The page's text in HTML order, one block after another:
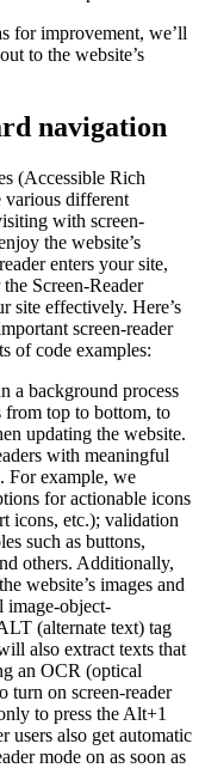
for improvement, we’ll
to the website’s
navigation
(Accessible Rich
various different
with screen-
the website’s
enters your site,
Screen-Reader
site effectively. Here’s
screen-reader
of code examples:
a background process
from top to bottom, to
updating the website.
with meaningful
For example, we
for actionable icons
icons, etc.); validation
such as buttons,
others. Additionally,
website’s images and
image-object-
(alternate text) tag
also extract texts that
an OCR (optical
turn on screen-reader
to press the Alt+1
users also get automatic
mode on as soon as